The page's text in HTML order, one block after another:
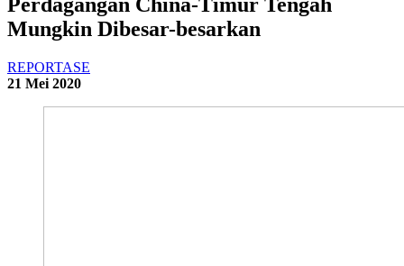
Mungkin Dibesar-besarkan
REPORTASE
21 Mei 2020